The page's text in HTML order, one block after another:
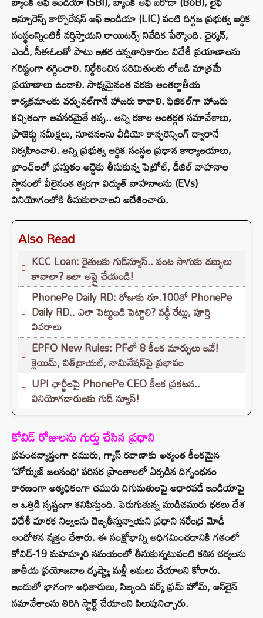
ఇన్సూరెన్స్ కార్పొరేషన్ ఆఫ్ ఇండియా (LIC) వంటి దిగ్గజ ప్రభుత్వ ఆర్థిక
సంస్థలన్నింటికీ వర్తిస్తాయని రాయిటర్స్ నివేదిక పేర్కొంది. ఛైర్మన్‌,
ఎండీ, సీఈఓలతో పాటు ఇతర ఉన్నతాధికారుల విదేశీ ప్రయాణాలను
గరిష్టంగా తగ్గించాలి. నిర్దేశించిన పరిమితులకు లోబడి మాత్రమే
ప్రయాణాలు ఉండాలి. సాధ్యమైనంత వరకు అంతర్జాతీయ
కార్యక్రమాలకు వర్చువల్‌గానే హాజరు కావాలి. ఫిజికల్‌గా హాజరు
కచ్చితంగా అవసరమైతే తప్ప.. అన్ని రకాల అంతర్గత సమావేశాలు,
ప్రాజెక్టు సమీక్షలు, సూచనలను వీడియో కాన్ఫరెన్సింగ్ ద్వారానే
నిర్వహించాలి. అన్ని ప్రభుత్వ ఆర్థిక సంస్థల ప్రధాన కార్యాలయాలు,
బ్రాంచ్‌లలో ప్రస్తుతం అద్దెకు తీసుకున్న పెట్రోల్, డీజిల్ వాహనాల
స్థానంలో వీలైనంత త్వరగా విద్యుత్ వాహనాలను (EVs)
వినియోగంలోకి తీసుకురావాలని ఆదేశించారు.
Also Read
KCC Loan: రైతులకు గుడ్‌న్యూస్.. పంట సాగుకు డబ్బులు
కావాలా? ఇలా అప్లై చేయండి!
PhonePe Daily RD: రోజుకు రూ.100తో PhonePe
Daily RD.. ఎలా పెట్టుబడి పెట్టాలి? వడ్డీ రేట్లు, పూర్తి
వివరాలు
EPFO New Rules: PFలో 8 కీలక మార్పులు ఇవే!
క్లెయిమ్, విత్‌డ్రాయల్, నామినేషన్‌పై ప్రభావం
UPI ఛార్జీలపై PhonePe CEO కీలక ప్రకటన..
వినియోగదారులకు గుడ్ న్యూస్!
కోవిడ్ రోజులను గుర్తు చేసిన ప్రధాని
ప్రపంచవ్యాప్తంగా చమురు, గ్యాస్ రవాణాకు అత్యంత కీలకమైన
‘హోర్ముజ్ జలసంధి’ పరిసర ప్రాంతాలలో ఏర్పడిన దిగ్బంధనం
కారణంగా అత్యధికంగా చమురు దిగుమతులపై ఆధారపడే ఇండియాపై
ఆ ఒత్తిడి స్పష్టంగా కనిపిస్తుంది. పెరుగుతున్న ముడిచమురు ధరలు దేశ
విదేశీ మారక నిల్వలను దెబ్బతీస్తున్నాయని ప్రధాని నరేంద్ర మోడీ
ఆందోళన వ్యక్తం చేశారు. ఈ సంక్షోభాన్ని అధిగమించడానికి గతంలో
కోవిడ్-19 మహమ్మారి సమయంలో తీసుకున్నటువంటి కఠిన చర్యలను
జాతీయ ప్రయోజనాల దృష్ట్యా మళ్లీ అమలు చేయాలని కోరారు.
ఇందులో భాగంగా అధికారులు, సిబ్బంది వర్క్ ఫ్రమ్ హోమ్, ఆన్‌లైన్
సమావేశాలను తిరిగి స్టార్ట్ చేయాలని పిలుపునిచ్చారు.